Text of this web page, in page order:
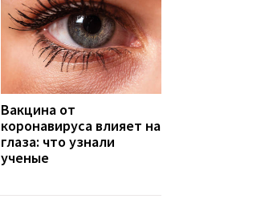
Вакцина от
коронавируса влияет на
глаза: что узнали
ученые